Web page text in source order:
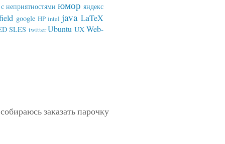
неприятностями юмор яндекс
google HP intel java LaTeX
SLES twitterUbuntu UX Web-
заказать парочку